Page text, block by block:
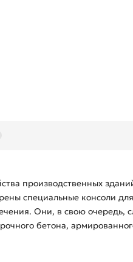
производственных
специальные консоли
Они, в свою очередь,
бетона,